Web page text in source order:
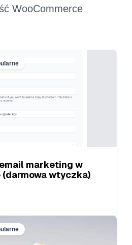
WooCommerce
email marketing w
(darmowa wtyczka)